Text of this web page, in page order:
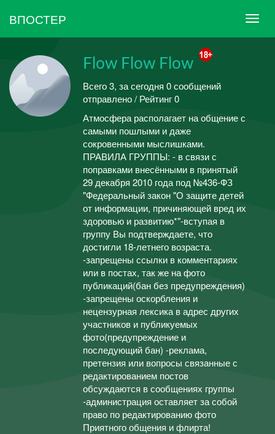
ВПОСТЕР
Flow Flow Flow
Всего 3, за сегодня 0 сообщений
отправлено / Рейтинг 0
Атмосфера располагает на общение с
самыми пошлыми и даже
сокровенными мыслишками.
ПРАВИЛА ГРУППЫ: - в связи с
поправками внесёнными в принятый
29 декабря 2010 года под №436-ФЗ
"Федеральный закон "О защите детей
от информации, причиняющей вред их
здоровью и развитию*"-вступая в
группу Вы подтверждаете, что
достигли 18-летнего возраста.
-запрещены ссылки в комментариях
или в постах, так же на фото
публикаций(бан без предупреждения)
-запрещены оскорбления и
нецензурная лексика в адрес других
участников и публикуемых
фото(предупреждение и
последующий бан) -реклама,
претензия или вопросы связанные с
редактированием постов
обсуждаются в сообщениях группы
-администрация оставляет за собой
право по редактированию фото
Приятного общения и флирта!